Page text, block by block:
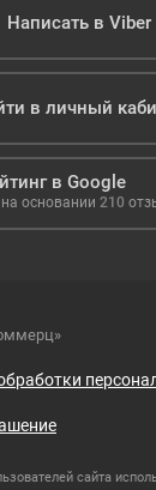
Написать в Viber
в личный
в Google
на основании 210
сайта